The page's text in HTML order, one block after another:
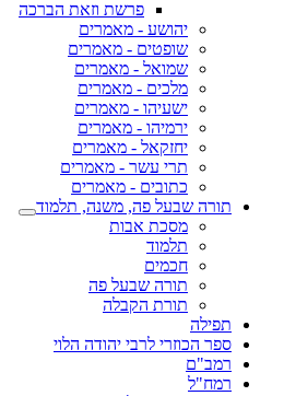
פרשת וזאת הברכה
יהושע - מאמרים
שופטים - מאמרים
שמואל - מאמרים
מלכים - מאמרים
ישעיהו - מאמרים
ירמיהו - מאמרים
יחזקאל - מאמרים
תרי עשר - מאמרים
כתובים - מאמרים
תורה שבעל פה, משנה, תלמוד
מסכת אבות
תלמוד
חכמים
תורה שבעל פה
תורת הקבלה
תפילה
ספר הכוזרי לרבי יהודה הלוי
רמב"ם
רמח"ל